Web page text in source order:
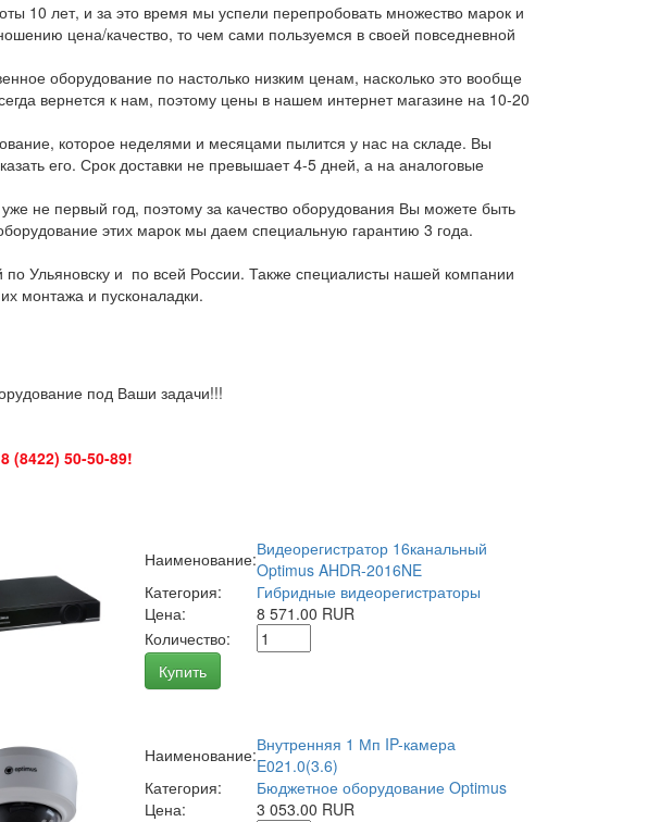
10 лет, и за это время мы успели перепробовать множество марок и
цена/качество, то чем сами пользуемся в своей повседневной
оборудование по настолько низким ценам, насколько это вообще
вернется к нам, поэтому цены в нашем интернет магазине на 10-20
которое неделями и месяцами пылится у нас на складе. Вы
его. Срок доставки не превышает 4-5 дней, а на аналоговые
не первый год, поэтому за качество оборудования Вы можете быть
этих марок мы даем специальную гарантию 3 года.
Ульяновску и по всей России. Также специалисты нашей компании
монтажа и пусконаладки.
под Ваши задачи!!!
(8422) 50-50-89!
Наименование:Видеорегистратор 16канальный
Optimus AHDR-2016NE
Категория:
Гибридные видеорегистраторы
Цена:
8 571.00 RUR
Количество:
Купить
Наименование:Внутренняя 1 Мп IP-камера
E021.0(3.6)
Категория:
Бюджетное оборудование Optimus
Цена:
3 053.00 RUR